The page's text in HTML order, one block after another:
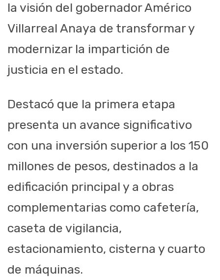
la visión del gobernador Américo
Villarreal Anaya de transformar y
modernizar la impartición de
justicia en el estado.
Destacó que la primera etapa
presenta un avance significativo
con una inversión superior a los 150
millones de pesos, destinados a la
edificación principal y a obras
complementarias como cafetería,
caseta de vigilancia,
estacionamiento, cisterna y cuarto
de máquinas.